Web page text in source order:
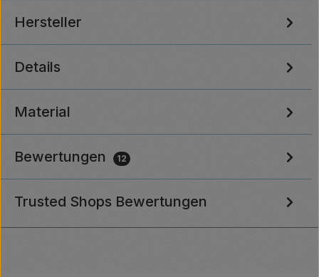
Hersteller
Details
Material
Bewertungen 12
Trusted Shops Bewertungen